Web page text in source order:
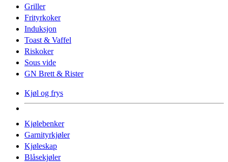
Griller
Frityrkoker
Induksjon
Toast & Vaffel
Riskoker
Sous vide
GN Brett & Rister
Kjøl og frys
Kjølebenker
Garnityrkjøler
Kjøleskap
Blåsekjøler